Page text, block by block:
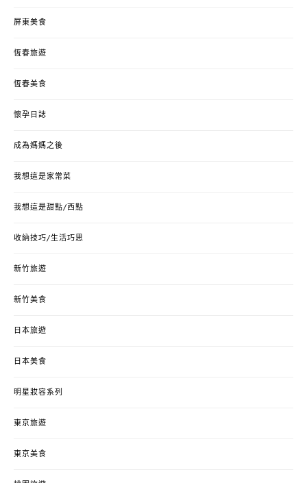
屏東美食
恆春旅遊
恆春美食
懷孕日誌
成為媽媽之後
我想這是家常菜
我想這是甜點/西點
收納技巧/生活巧思
新竹旅遊
新竹美食
日本旅遊
日本美食
明星妝容系列
東京旅遊
東京美食